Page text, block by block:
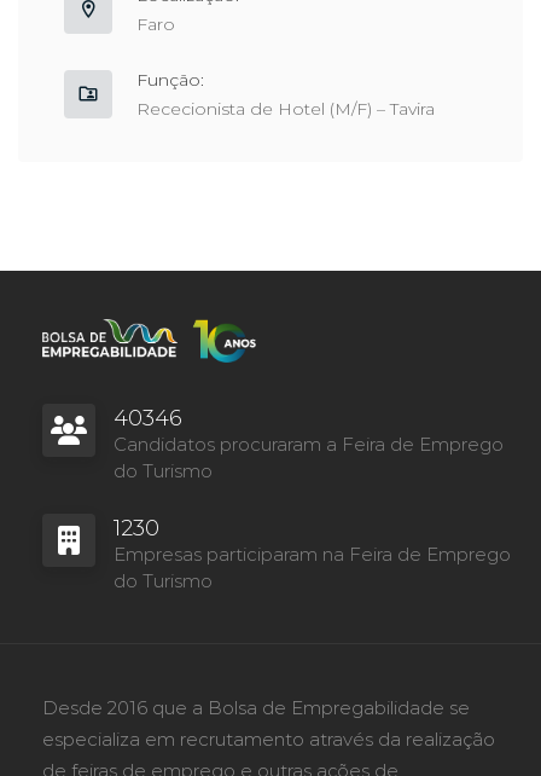
Faro
Função:
Rececionista de Hotel (M/F) – Tavira
40346
Candidatos procuraram a Feira de Emprego
do Turismo
1230
Empresas participaram na Feira de Emprego
do Turismo
Desde 2016 que a Bolsa de Empregabilidade se
especializa em recrutamento através da realização
de feiras de emprego e outras ações de